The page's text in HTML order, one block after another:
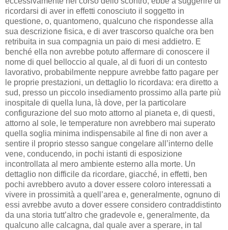
ricordarsi di aver in effetti conosciuto il soggetto in
questione, o, quantomeno, qualcuno che rispondesse alla
sua descrizione fisica, e di aver trascorso qualche ora ben
retribuita in sua compagnia un paio di mesi addietro. E
benché ella non avrebbe potuto affermare di conoscere il
nome di quel belloccio al quale, al di fuori di un contesto
lavorativo, probabilmente neppure avrebbe fatto pagare per
le proprie prestazioni, un dettaglio lo ricordava: era diretto a
sud, presso un piccolo insediamento prossimo alla parte più
inospitale di quella luna, là dove, per la particolare
configurazione del suo moto attorno al pianeta e, di questi,
attorno al sole, le temperature non avrebbero mai superato
quella soglia minima indispensabile al fine di non aver a
sentire il proprio stesso sangue congelare all’interno delle
vene, conducendo, in pochi istanti di esposizione
incontrollata al mero ambiente esterno alla morte. Un
dettaglio non difficile da ricordare, giacché, in effetti, ben
pochi avrebbero avuto a dover essere coloro interessati a
vivere in prossimità a quell’area e, generalmente, ognuno di
essi avrebbe avuto a dover essere considero contraddistinto
da una storia tutt’altro che gradevole e, generalmente, da
qualcuno alle calcagna, dal quale aver a sperare, in tal